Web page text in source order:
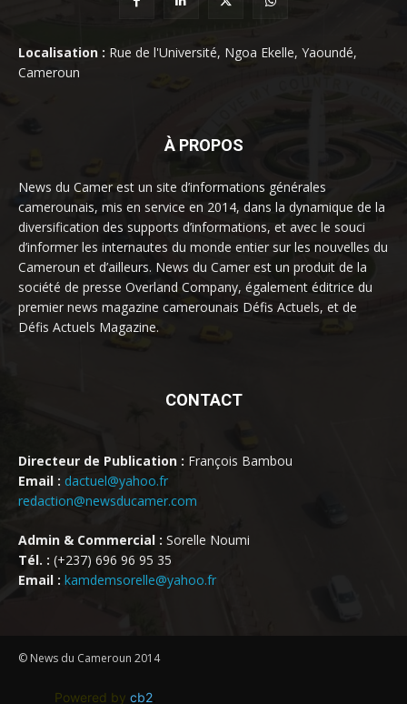
Localisation : Rue de l'Université, Ngoa Ekelle, Yaoundé,
Cameroun
À PROPOS
News du Camer est un site d’informations générales
camerounais, mis en service en 2014, dans la dynamique de la
diversification des supports d’informations, et avec le souci
d’informer les internautes du monde entier sur les nouvelles du
Cameroun et d’ailleurs. News du Camer est un produit de la
société de presse Overland Company, également éditrice du
premier news magazine camerounais Défis Actuels, et de
Défis Actuels Magazine.
CONTACT
Directeur de Publication : François Bambou
Email : dactuel@yahoo.fr
redaction@newsducamer.com
Admin & Commercial : Sorelle Noumi
Tél. : (+237) 696 96 95 35
Email : kamdemsorelle@yahoo.fr
© News du Cameroun 2014
Powered by cb2